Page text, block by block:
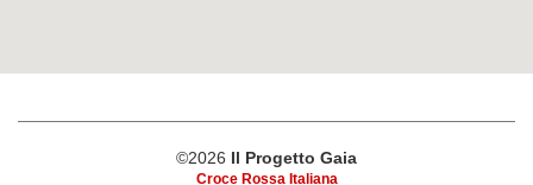
©2026 Il Progetto Gaia
Croce Rossa Italiana